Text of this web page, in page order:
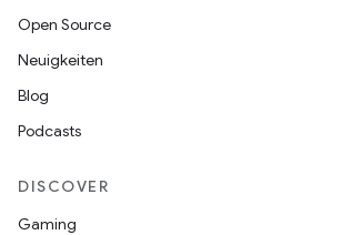
Open Source
Neuigkeiten
Blog
Podcasts
DISCOVER
Gaming